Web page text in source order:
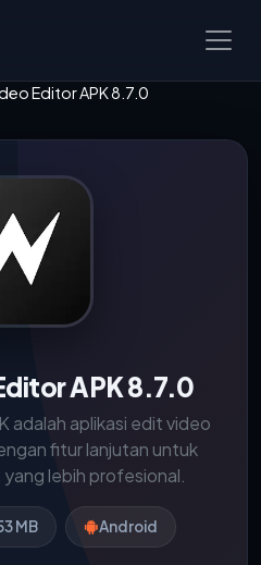
Editor APK 8.7.0
APK 8.7.0
adalah aplikasi edit video
fitur lanjutan untuk
lebih profesional.
MB Android